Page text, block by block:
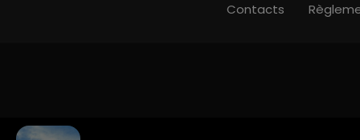
Contacts